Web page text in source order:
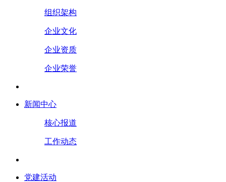
组织架构
企业文化
企业资质
企业荣誉
新闻中心
核心报道
工作动态
党建活动